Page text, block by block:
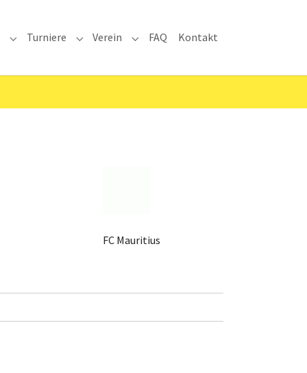
Submenu for "Liga"
Turniere Submenu for "Turniere"
Verein Submenu for "Verein"
FAQ Kontakt
FC Mauritius